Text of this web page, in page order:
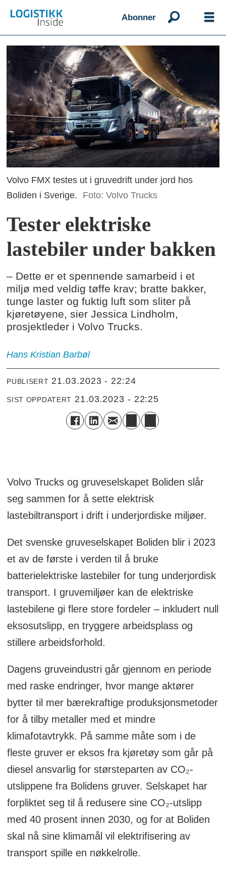
Abonner
Volvo FMX testes ut i gruvedrift under jord hos
Boliden i Sverige.
Foto: Volvo Trucks
Tester elektriske
lastebiler under bakken
– Dette er et spennende samarbeid i et
miljø med veldig tøffe krav; bratte bakker,
tunge laster og fuktig luft som sliter på
kjøretøyene, sier Jessica Lindholm,
prosjektleder i Volvo Trucks.
Hans Kristian Barbøl
PUBLISERT 21.03.2023 - 22:24
SIST OPPDATERT 21.03.2023 - 22:25
Volvo Trucks og gruveselskapet Boliden slår
seg sammen for å sette elektrisk
lastebiltransport i drift i underjordiske miljøer.
Det svenske gruveselskapet Boliden blir i 2023
et av de første i verden til å bruke
batterielektriske lastebiler for tung underjordisk
transport. I gruvemiljøer kan de elektriske
lastebilene gi flere store fordeler – inkludert null
eksosutslipp, en tryggere arbeidsplass og
stillere arbeidsforhold.
Dagens gruveindustri går gjennom en periode
med raske endringer, hvor mange aktører
bytter til mer bærekraftige produksjonsmetoder
for å tilby metaller med et mindre
klimafotavtrykk. På samme måte som i de
fleste gruver er eksos fra kjøretøy som går på
diesel ansvarlig for størsteparten av CO₂-
utslippene fra Bolidens gruver. Selskapet har
forpliktet seg til å redusere sine CO₂-utslipp
med 40 prosent innen 2030, og for at Boliden
skal nå sine klimamål vil elektrifisering av
transport spille en nøkkelrolle.